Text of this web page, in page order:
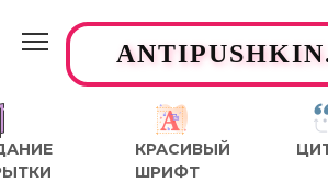
содержанию
КРАСИВЫЙ
ШРИФТ